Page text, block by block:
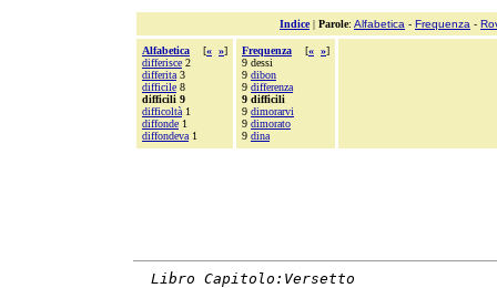
Indice| Parole: Alfabetica - Frequenza -
Alfabetica [« »]
differisce 2
differita 3
difficile 8
difficili 9
difficoltà 1
diffonde 1
diffondeva 1
Frequenza [« »]
9 dessi
9 dibon
9 differenza
9 difficili
9 dimorarvi
9 dimorato
9 dina
Libro Capitolo:Versetto